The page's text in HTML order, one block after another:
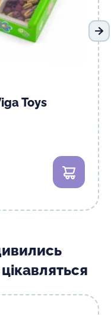
Toys
В кошик